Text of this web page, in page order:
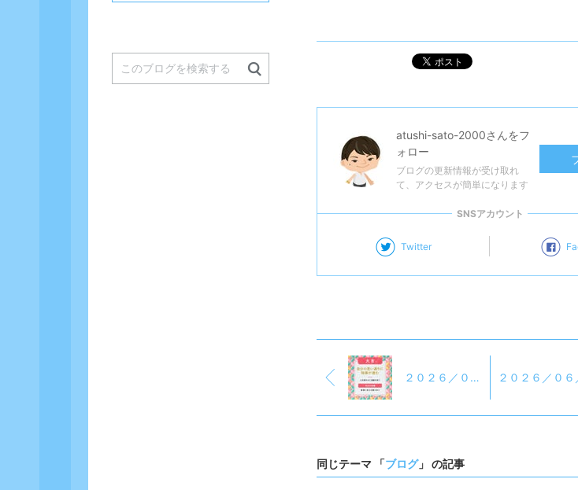
ポスト
atushi-sato-2000さんをフ
ォロー
ブログの更新情報が受け取れ
て、アクセスが簡単になります
SNSアカウント
Twitter
２０２６／０６／０8 今日のおみくじ
同じテーマ 「ブログ」 の記事